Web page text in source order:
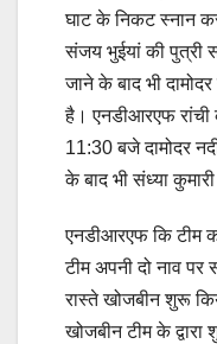
घाट के निकट स्नान
संजय भुईयां की पुत्री
जाने के बाद भी
है। एनडीआरएफ रांची
11:30 बजे दामोदर
के बाद भी संध्या
एनडीआरएफ कि टीम
टीम अपनी दो नाव
रास्ते खोजबीन शुरू
खोजबीन टीम के